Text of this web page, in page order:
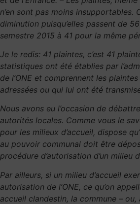
n’en sont pas moins insupportables.
diminution puisqu’elles passent de
semestre 2015 à 41 pour la même
Je le redis: 41 plaintes, c’est 41
statistiques ont été établies par
de l’ONE et comprennent les
adressées ou qui lui ont été
Nous avons eu l’occasion de
autorités locales. Comme vous le
pour les milieux d’accueil, dispose
au pouvoir communal doit être
procédure d’autorisation d’un milieu
Par ailleurs, si un milieu d’accueil
autorisation de l’ONE, ce qu’on
accueil clandestin, la commune – ou,